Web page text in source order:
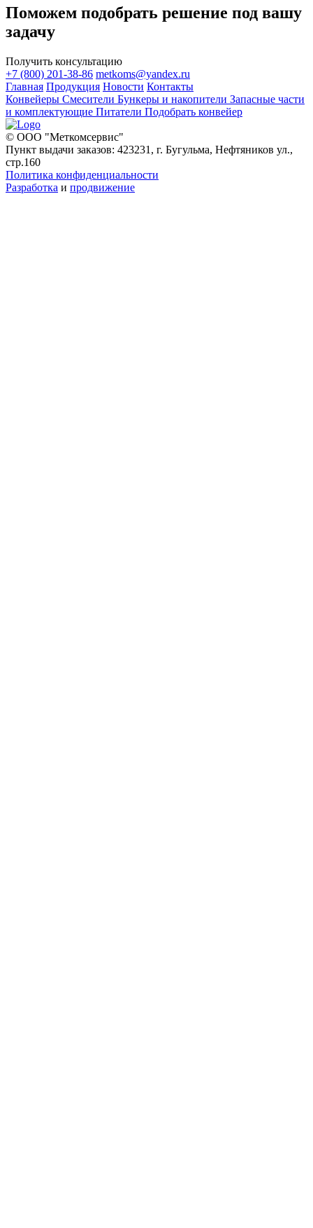
Поможем подобрать решение под вашу
задачу
Получить консультацию
+7 (800) 201-38-86 metkoms@yandex.ru
Главная Продукция Новости Контакты
Конвейеры Смесители Бункеры и накопители Запасные части
и комплектующие Питатели Подобрать конвейер
© ООО "Меткомсервис"
Пункт выдачи заказов: 423231, г. Бугульма, Нефтяников ул.,
стр.160
Политика конфиденциальности
Разработка и продвижение